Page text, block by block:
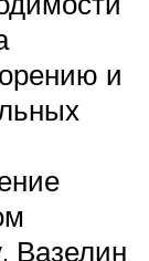
и
Вазелин